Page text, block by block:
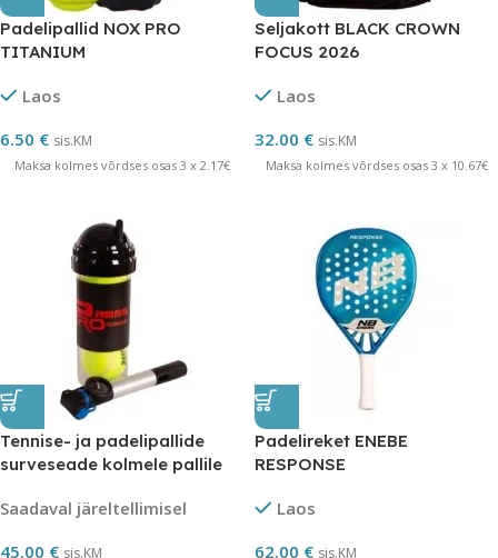
Padelipallid NOX PRO
TITANIUM
Laos
6.50 € sis.KM
Maksa kolmes võrdses osas 3 x 2.17€
Seljakott BLACK CROWN
FOCUS 2026
Laos
32.00 € sis.KM
Maksa kolmes võrdses osas 3 x 10.67€
Tennise- ja padelipallide
surveseade kolmele pallile
Saadaval järeltellimisel
45.00 € sis.KM
Padelireket ENEBE
RESPONSE
Laos
62.00 € sis.KM